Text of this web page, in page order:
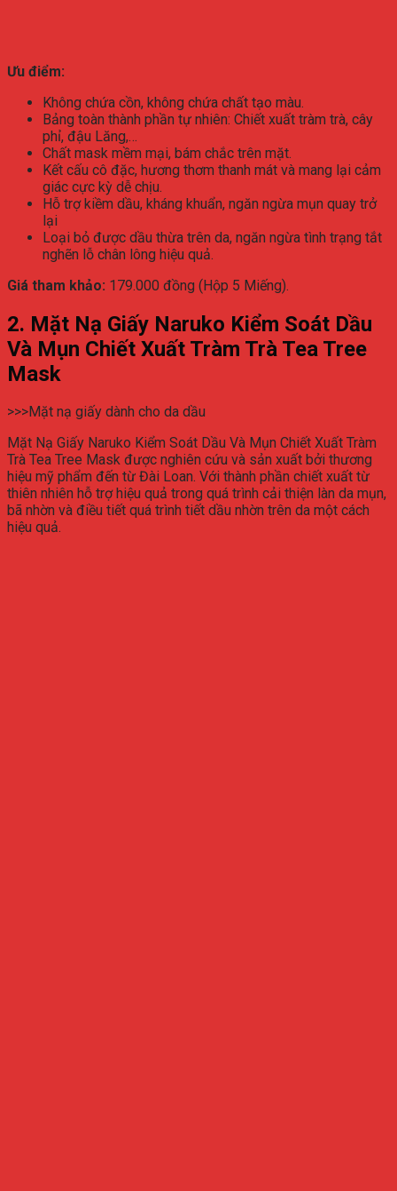
Ưu điểm:
Không chứa cồn, không chứa chất tạo màu.
Bảng toàn thành phần tự nhiên: Chiết xuất tràm trà, cây
phỉ, đậu Lăng,…
Chất mask mềm mại, bám chắc trên mặt.
Kết cấu cô đặc, hương thơm thanh mát và mang lại cảm
giác cực kỳ dễ chịu.
Hỗ trợ kiềm dầu, kháng khuẩn, ngăn ngừa mụn quay trở
lại
Loại bỏ được dầu thừa trên da, ngăn ngừa tình trạng tắt
nghẽn lỗ chân lông hiệu quả.
Giá tham khảo: 179.000 đồng (Hộp 5 Miếng).
2. Mặt Nạ Giấy Naruko Kiểm Soát Dầu
Và Mụn Chiết Xuất Tràm Trà Tea Tree
Mask
>>>Mặt nạ giấy dành cho da dầu
Mặt Nạ Giấy Naruko Kiểm Soát Dầu Và Mụn Chiết Xuất Tràm
Trà Tea Tree Mask được nghiên cứu và sản xuất bởi thương
hiệu mỹ phẩm đến từ Đài Loan. Với thành phần chiết xuất từ
thiên nhiên hỗ trợ hiệu quả trong quá trình cải thiện làn da mụn,
bã nhờn và điều tiết quá trình tiết dầu nhờn trên da một cách
hiệu quả.